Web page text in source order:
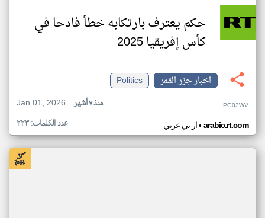
حكم يعترف بارتكابه خطأ فادحا في
كأس إفريقيا 2025
اخبار جزر القمر
Politics
Jan 01, 2026
منذ ٧ أشهر PG03WV
ار تي عربي• arabic.rt.com عدد الكلمات: ٢٢٣